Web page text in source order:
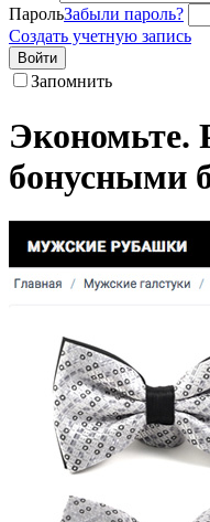
ПарольЗабыли пароль?
Создать учетную запись
Войти
Запомнить
Экономьте.
бонусными